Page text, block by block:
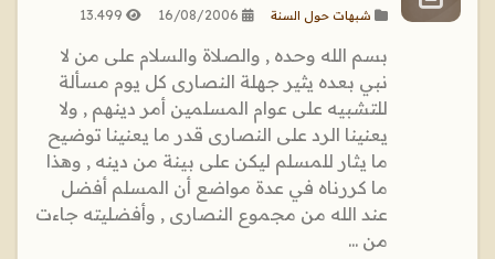
شبهات حول السنة 16/08/2006
13.499
بسم الله وحده , والصلاة والسلام على من لا
نبي بعده يثير جهلة النصارى كل يوم مسألة
للتشبيه على عوام المسلمين أمر دينهم , ولا
يعنينا الرد على النصارى قدر ما يعنينا توضيح
ما يثار للمسلم ليكن على بينة من دينه , وهذا
ما كررناه في عدة مواضع أن المسلم أفضل
عند الله من مجموع النصارى , وأفضليته جاءت
من ...